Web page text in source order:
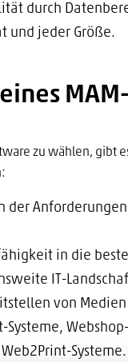
durch
und jeder Größe.
zu wählen, gibt
der Anforderungen
in die
IT-
von
Systeme,
Systeme.